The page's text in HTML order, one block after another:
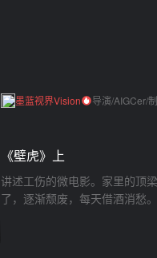
墨蓝视界Vision 导演/AIGCer/
《壁虎》上
讲述工伤的微电影。家里的顶
了，逐渐颓废，每天借酒消愁